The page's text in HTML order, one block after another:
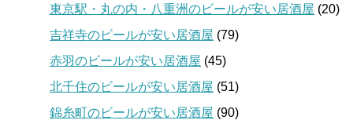
東京駅・丸の内・八重洲のビールが安い居酒屋 (20)
吉祥寺のビールが安い居酒屋 (79)
赤羽のビールが安い居酒屋 (45)
北千住のビールが安い居酒屋 (51)
錦糸町のビールが安い居酒屋 (90)